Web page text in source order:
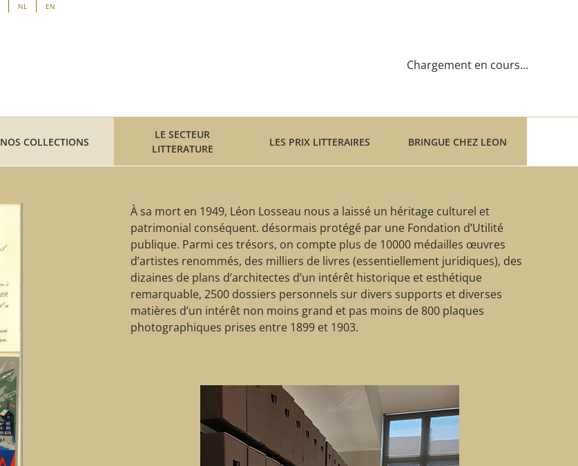
NL EN
Chargement en cours...
NOS COLLECTIONS
LE SECTEUR
LITTERATURE
LES PRIX LITTERAIRES BRINGUE CHEZ LEON
À sa mort en 1949, Léon Losseau nous a laissé un héritage culturel et
patrimonial conséquent. désormais protégé par une Fondation d’Utilité
publique. Parmi ces trésors, on compte plus de 10000 médailles œuvres
d’artistes renommés, des milliers de livres (essentiellement juridiques), des
dizaines de plans d’architectes d’un intérêt historique et esthétique
remarquable, 2500 dossiers personnels sur divers supports et diverses
matières d’un intérêt non moins grand et pas moins de 800 plaques
photographiques prises entre 1899 et 1903.